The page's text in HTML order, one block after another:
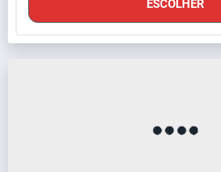
ESCOLHER